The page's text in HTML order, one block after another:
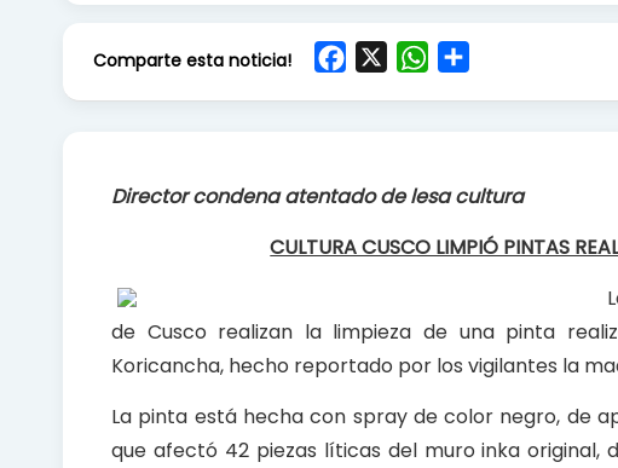
Comparte esta noticia!
o
W
A
p
Director condena atentado de lesa cultura
CULTURA CUSCO LIMPIÓ PINTAS
de Cusco realizan la limpieza de una pinta
Koricancha, hecho reportado por los vigilantes la
La pinta está hecha con spray de color negro, de
que afectó 42 piezas líticas del muro inka